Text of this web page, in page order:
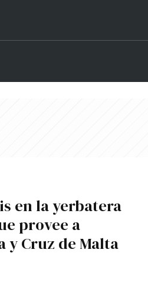
en la yerbatera
provee a
y Cruz de Malta